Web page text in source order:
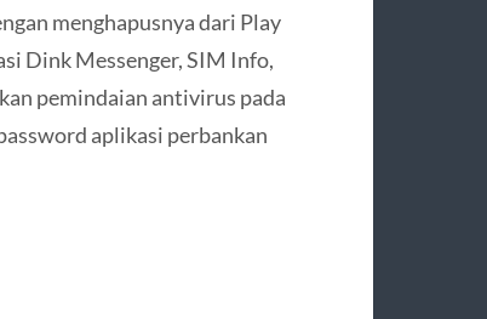
menghapusnya dari Play
Dink Messenger, SIM Info,
pemindaian antivirus pada
aplikasi perbankan